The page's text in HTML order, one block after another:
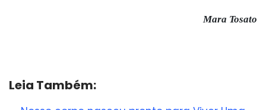
Mara Tosato
Leia Também: